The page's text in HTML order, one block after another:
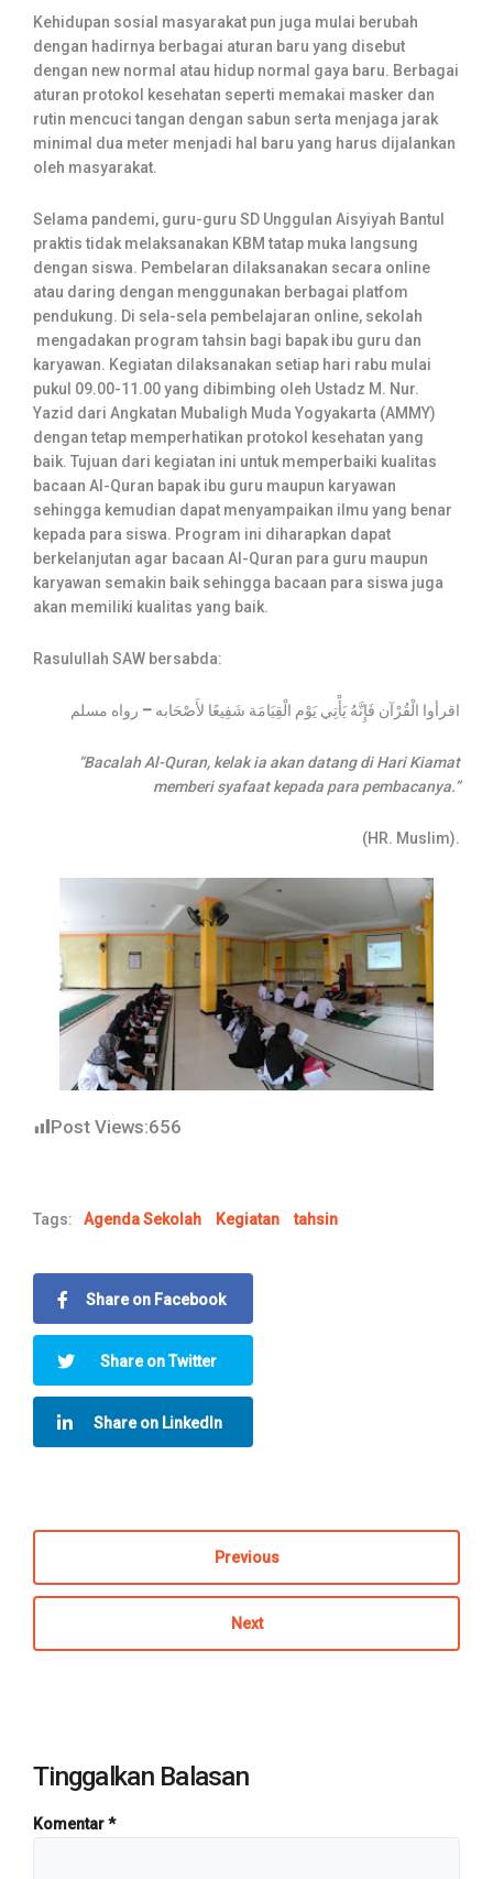
Kehidupan sosial masyarakat pun juga mulai berubah
dengan hadirnya berbagai aturan baru yang disebut
dengan new normal atau hidup normal gaya baru. Berbagai
aturan protokol kesehatan seperti memakai masker dan
rutin mencuci tangan dengan sabun serta menjaga jarak
minimal dua meter menjadi hal baru yang harus dijalankan
oleh masyarakat.
Selama pandemi, guru-guru SD Unggulan Aisyiyah Bantul
praktis tidak melaksanakan KBM tatap muka langsung
dengan siswa. Pembelaran dilaksanakan secara online
atau daring dengan menggunakan berbagai platfom
pendukung. Di sela-sela pembelajaran online, sekolah
mengadakan program tahsin bagi bapak ibu guru dan
karyawan. Kegiatan dilaksanakan setiap hari rabu mulai
pukul 09.00-11.00 yang dibimbing oleh Ustadz M. Nur.
Yazid dari Angkatan Mubaligh Muda Yogyakarta (AMMY)
dengan tetap memperhatikan protokol kesehatan yang
baik. Tujuan dari kegiatan ini untuk memperbaiki kualitas
bacaan Al-Quran bapak ibu guru maupun karyawan
sehingga kemudian dapat menyampaikan ilmu yang benar
kepada para siswa. Program ini diharapkan dapat
berkelanjutan agar bacaan Al-Quran para guru maupun
karyawan semakin baik sehingga bacaan para siswa juga
akan memiliki kualitas yang baik.
Rasulullah SAW bersabda:
اقرأوا الْقُرْآن فَإِنَّهُ يَأْتِي يَوْم الْقِيَامَة شَفِيعًا لأَصْحَابه – رواه مسلم
“Bacalah Al-Quran, kelak ia akan datang di Hari Kiamat
memberi syafaat kepada para pembacanya.”
(HR. Muslim).
Post Views:656
Tags: Agenda Sekolah Kegiatan tahsin
Share on Facebook
Share on Twitter
Share on LinkedIn
Previous
Next
Tinggalkan Balasan
Komentar*